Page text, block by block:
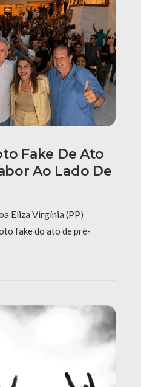
Fake De Ato
Ao Lado De
Eliza Virgínia (PP)
fake do ato de pré-